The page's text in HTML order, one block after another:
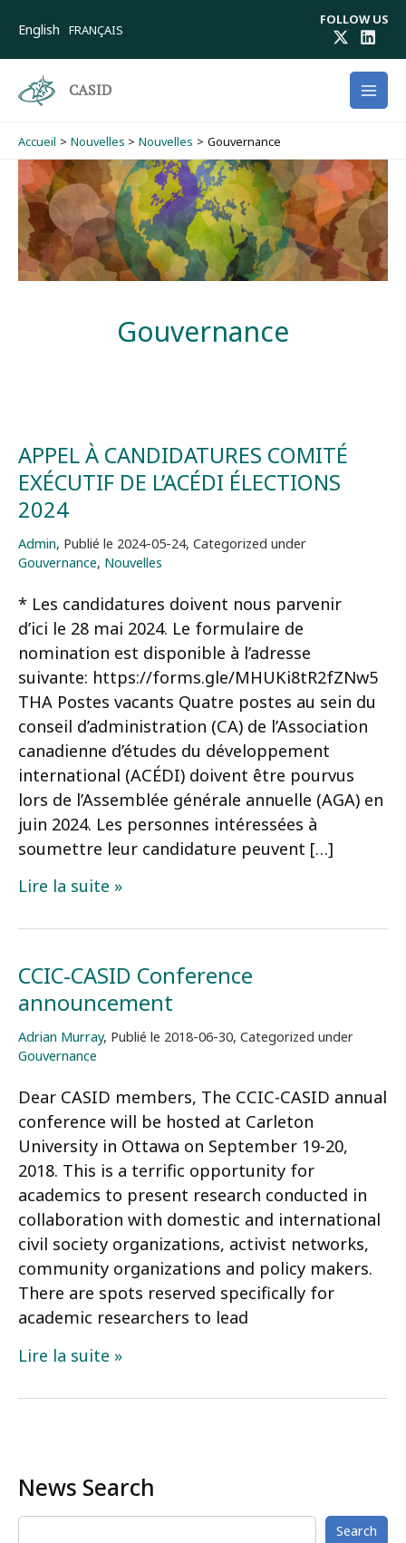
English FRANÇAIS
FOLLOW US
CASID
Accueil Nouvelles Nouvelles Gouvernance
Gouvernance
APPEL À CANDIDATURES COMITÉ
EXÉCUTIF DE L’ACÉDI ÉLECTIONS
2024
Admin, Publié le 2024-05-24, Categorized under
Gouvernance Nouvelles
* Les candidatures doivent nous parvenir
d’ici le 28 mai 2024. Le formulaire de
nomination est disponible à l’adresse
suivante: https://forms.gle/MHUKi8tR2fZNw5
THA Postes vacants Quatre postes au sein du
conseil d’administration (CA) de l’Association
canadienne d’études du développement
international (ACÉDI) doivent être pourvus
lors de l’Assemblée générale annuelle (AGA) en
juin 2024. Les personnes intéressées à
soumettre leur candidature peuvent […]
APPEL
CANDIDATURES
EXÉCUTIF
DE
L’ACÉDI
ÉLECTIONS
Lire la suite »
CCIC-CASID Conference
announcement
Adrian Murray, Publié le 2018-06-30, Categorized under
Gouvernance
Dear CASID members, The CCIC-CASID annual
conference will be hosted at Carleton
University in Ottawa on September 19-20,
2018. This is a terrific opportunity for
academics to present research conducted in
collaboration with domestic and international
civil society organizations, activist networks,
community organizations and policy makers.
There are spots reserved specifically for
academic researchers to lead
CCIC-
Conference
Lire la suite »
News Search
Search